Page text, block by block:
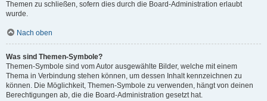
Themen zu schließen, sofern dies durch die Board-Administration erlaubt
wurde.
Nach oben
Was sind Themen-Symbole?
Themen-Symbole sind vom Autor ausgewählte Bilder, welche mit einem
Thema in Verbindung stehen können, um dessen Inhalt kennzeichnen zu
können. Die Möglichkeit, Themen-Symbole zu verwenden, hängt von deinen
Berechtigungen ab, die die Board-Administration gesetzt hat.